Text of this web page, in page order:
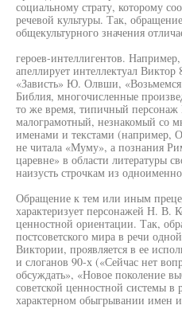
социальному страту, которому
речевой культуры. Так,
общекультурного значения
героев-интеллигентов.
апеллирует интеллектуал Виктор
«Зависть» Ю. Олвши,
Библия, многочисленные
то же время, типичный
малограмотный, незнакомый со
именами и текстами (например,
не читала «Муму», а познания
царевне» в области литературы
наизусть строчкам из
Обращение к тем или иным
характеризует персонажей Н. В.
ценностной ориентации. Так,
постсоветского мира в речи
Виктории, проявляется в ее
и слоганов 90-х («Сейчас нет
обсуждать», «Новое поколение
советской ценностной системы
характерном обыгрывании имен и